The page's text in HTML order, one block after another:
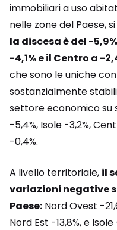
immobiliari a uso
nelle zone del Paese,
la discesa è del -
-4,1% e il Centro a -
che sono le uniche
sostanzialmente
settore economico su
-5,4%, Isole -3,2%,
-0,4%.
A livello territoriale, il
variazioni negative
Paese: Nord Ovest -
Nord Est -13,8%, e